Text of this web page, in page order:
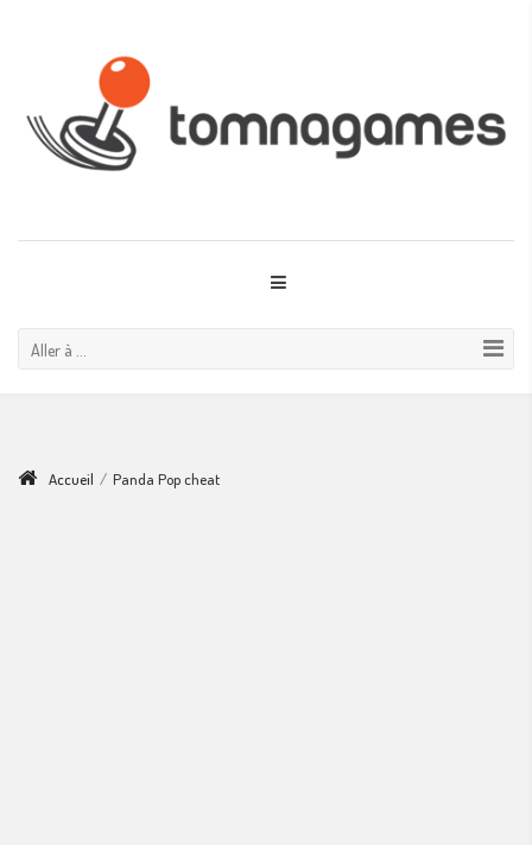
Aller à ...
Accueil / Panda Pop cheat